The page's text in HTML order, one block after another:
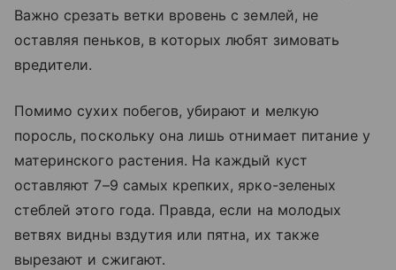
Важно срезать ветки вровень с землей, не
оставляя пеньков, в которых любят зимовать
вредители.
Помимо сухих побегов, убирают и мелкую
поросль, поскольку она лишь отнимает питание у
материнского растения. На каждый куст
оставляют 7–9 самых крепких, ярко-зеленых
стеблей этого года. Правда, если на молодых
ветвях видны вздутия или пятна, их также
вырезают и сжигают.